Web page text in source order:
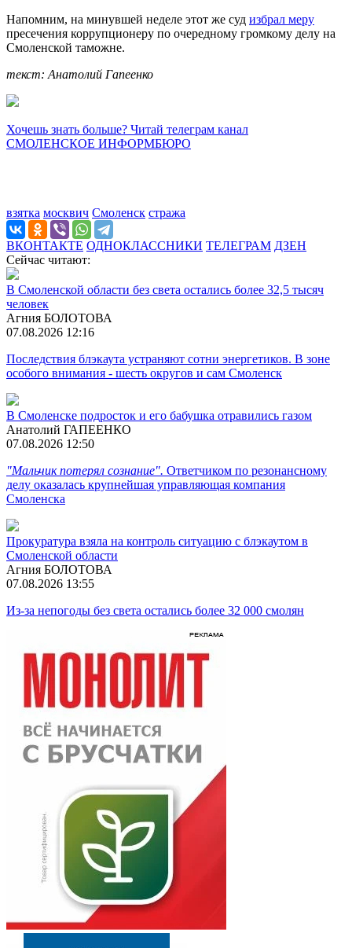
Напомним, на минувшей неделе этот же суд избрал меру
пресечения коррупционеру по очередному громкому делу на
Смоленской таможне.
текст: Анатолий Гапеенко
Хочешь знать больше? Читай телеграм канал
СМОЛЕНСКОЕ ИНФОРМБЮРО
взятка москвич Смоленск стража
ВКОНТАКТЕ ОДНОКЛАССНИКИ ТЕЛЕГРАМ ДЗЕН
Сейчас читают:
В Смоленской области без света остались более 32,5 тысяч
человек
Агния БОЛОТОВА
07.08.2026 12:16
Последствия блэкаута устраняют сотни энергетиков. В зоне
особого внимания - шесть округов и сам Смоленск
В Смоленске подросток и его бабушка отравились газом
Анатолий ГАПЕЕНКО
07.08.2026 12:50
"Мальчик потерял сознание". Ответчиком по резонансному
делу оказалась крупнейшая управляющая компания
Смоленска
Прокуратура взяла на контроль ситуацию с блэкаутом в
Смоленской области
Агния БОЛОТОВА
07.08.2026 13:55
Из-за непогоды без света остались более 32 000 смолян